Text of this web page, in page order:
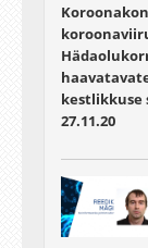
kestlikkuse
27.11.20